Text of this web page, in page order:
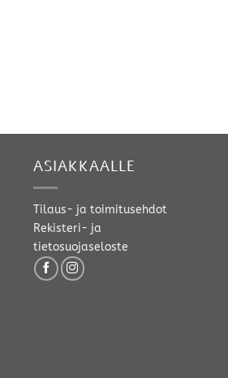
ASIAKKAALLE
Tilaus- ja toimitusehdot
Rekisteri- ja
tietosuojaseloste